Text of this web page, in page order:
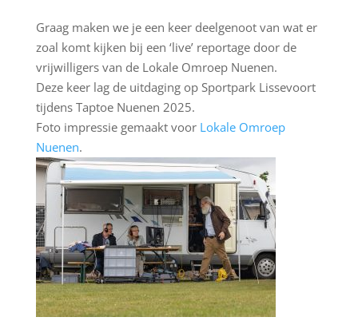
Graag maken we je een keer deelgenoot van wat er
zoal komt kijken bij een ‘live’ reportage door de
vrijwilligers van de Lokale Omroep Nuenen.
Deze keer lag de uitdaging op Sportpark Lissevoort
tijdens Taptoe Nuenen 2025.
Foto impressie gemaakt voor Lokale Omroep
Nuenen.